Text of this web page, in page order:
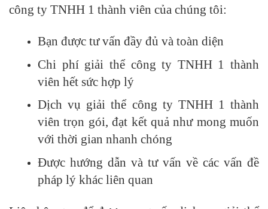
công ty TNHH 1 thành viên của chúng tôi:
Bạn được tư vấn đầy đủ và toàn diện
Chi phí giải thể công ty TNHH 1 thành
viên hết sức hợp lý
Dịch vụ giải thể công ty TNHH 1 thành
viên trọn gói, đạt kết quả như mong muốn
với thời gian nhanh chóng
Được hướng dẫn và tư vấn về các vấn đề
pháp lý khác liên quan